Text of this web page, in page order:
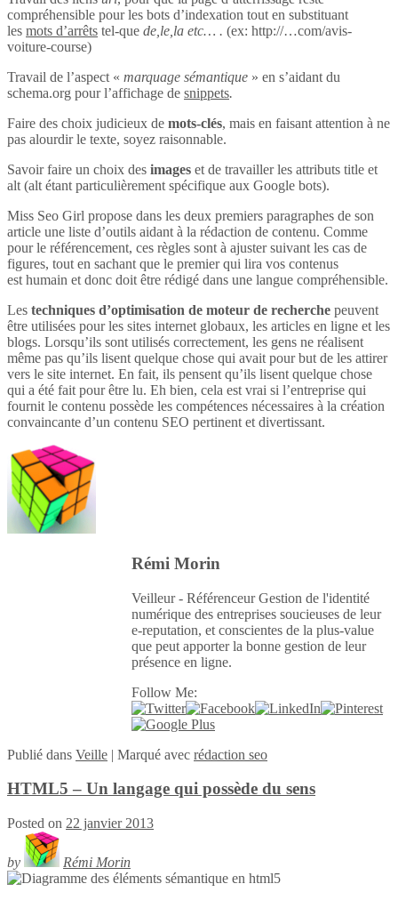
compréhensible pour les bots d’indexation tout en substituant
les mots d’arrêts tel-que de,le,la etc… . (ex: http://…com/avis-
voiture-course)
Travail de l’aspect « marquage sémantique » en s’aidant du
schema.org pour l’affichage de snippets.
Faire des choix judicieux de mots-clés, mais en faisant attention à ne
pas alourdir le texte, soyez raisonnable.
Savoir faire un choix des images et de travailler les attributs title et
alt (alt étant particulièrement spécifique aux Google bots).
Miss Seo Girl propose dans les deux premiers paragraphes de son
article une liste d’outils aidant à la rédaction de contenu. Comme
pour le référencement, ces règles sont à ajuster suivant les cas de
figures, tout en sachant que le premier qui lira vos contenus
est humain et donc doit être rédigé dans une langue compréhensible.
Les techniques d’optimisation de moteur de recherche peuvent
être utilisées pour les sites internet globaux, les articles en ligne et les
blogs. Lorsqu’ils sont utilisés correctement, les gens ne réalisent
même pas qu’ils lisent quelque chose qui avait pour but de les attirer
vers le site internet. En fait, ils pensent qu’ils lisent quelque chose
qui a été fait pour être lu. Eh bien, cela est vrai si l’entreprise qui
fournit le contenu possède les compétences nécessaires à la création
convaincante d’un contenu SEO pertinent et divertissant.
Rémi Morin
Veilleur - Référenceur Gestion de l'identité
numérique des entreprises soucieuses de leur
e-reputation, et conscientes de la plus-value
que peut apporter la bonne gestion de leur
présence en ligne.
Follow Me:
Publié dans Veille | Marqué avec rédaction seo
HTML5 – Un langage qui possède du sens
Posted on 22 janvier 2013
by Rémi Morin